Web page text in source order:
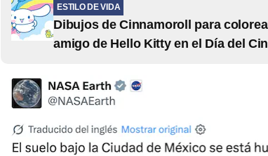
ESTILO DE VIDA
Dibujos de Cinnamoroll para
amigo de Hello Kitty en el Día del